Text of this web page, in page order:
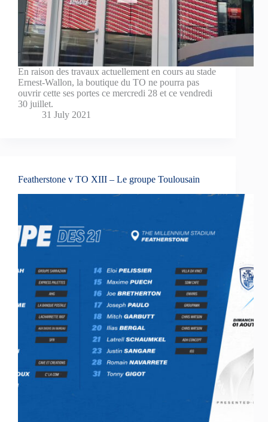
En raison des travaux actuellement en cours au stade
Ernest-Wallon, la boutique du TO ne pourra pas
ouvrir cette ses portes ce mercredi 28 et ce vendredi
30 juillet.
31 July 2021
Featherstone v TO XIII – Le groupe Toulousain